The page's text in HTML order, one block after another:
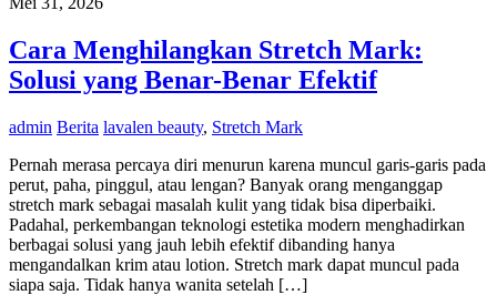
Cara Menghilangkan Stretch Mark:
Solusi yang Benar-Benar Efektif
admin Berita lavalen beauty, Stretch Mark
Pernah merasa percaya diri menurun karena muncul garis-garis pada
perut, paha, pinggul, atau lengan? Banyak orang menganggap
stretch mark sebagai masalah kulit yang tidak bisa diperbaiki.
Padahal, perkembangan teknologi estetika modern menghadirkan
berbagai solusi yang jauh lebih efektif dibanding hanya
mengandalkan krim atau lotion. Stretch mark dapat muncul pada
siapa saja. Tidak hanya wanita setelah […]